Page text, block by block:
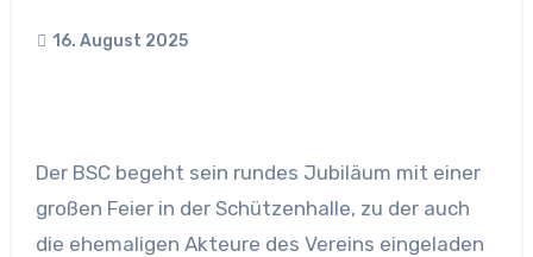
16. August 2025
Der BSC begeht sein rundes Jubiläum mit einer
großen Feier in der Schützenhalle, zu der auch
die ehemaligen Akteure des Vereins eingeladen